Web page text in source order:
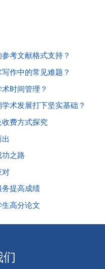
考文献格式支持？
作中的常见难题？
时间管理？
术发展打下坚实基础？
费方式探究
之路
对
提高成绩
高分论文
们